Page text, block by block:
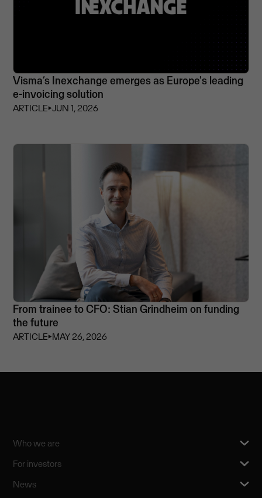
Visma’s Inexchange emerges as Europe's leading
e-invoicing solution
ARTICLE⏵JUN 1, 2026
From trainee to CFO: Stian Grindheim on funding
the future
ARTICLE⏵MAY 26, 2026
Who we are
For investors
News